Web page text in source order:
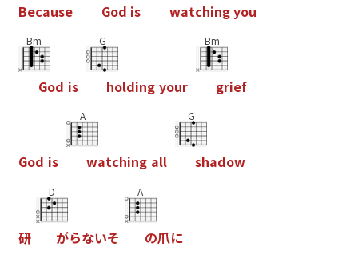
Because God is watchingyou
Bm
God is
G
holding your
Bm
grief
God is
A
watching all
G
shadow
研
D
がらないそ
A
の爪に